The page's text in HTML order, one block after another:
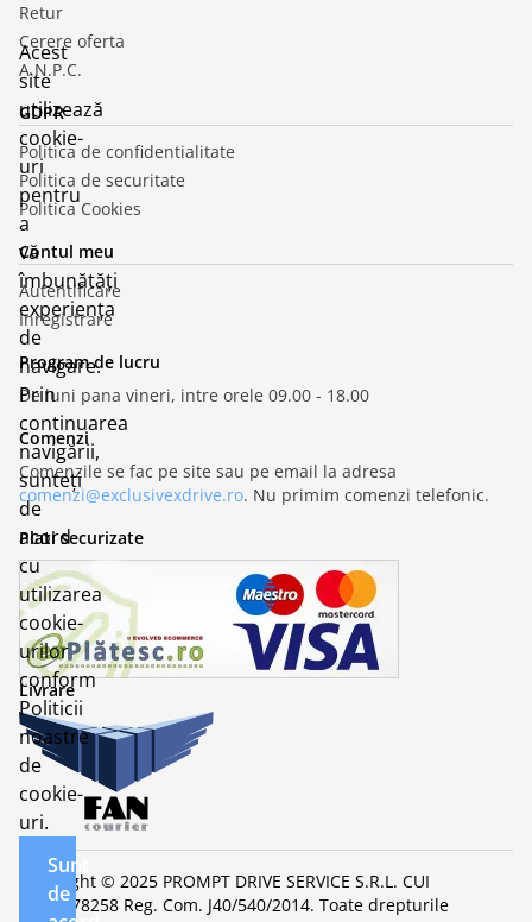
Retur
Cerere oferta
A.N.P.C.
GDPR
Politica de confidentialitate
Politica de securitate
Politica Cookies
Contul meu
Autentificare
Inregistrare
Program de lucru
De luni pana vineri, intre orele 09.00 - 18.00
Comenzi
Comenzile se fac pe site sau pe email la adresa
comenzi@exclusivexdrive.ro. Nu primim comenzi telefonic.
Plati securizate
Livrare
Copyright © 2025 PROMPT DRIVE SERVICE S.R.L. CUI
RO32678258 Reg. Com. J40/540/2014. Toate drepturile
Acest
site
utilizează
cookie-
uri
pentru
a
vă
îmbunătăți
experiența
de
navigare.
Prin
continuarea
navigării,
sunteți
de
acord
cu
utilizarea
cookie-
urilor
conform
Politicii
noastre
de
cookie-
uri.
Sunt
de